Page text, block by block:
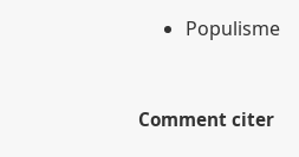
Populisme
Comment citer